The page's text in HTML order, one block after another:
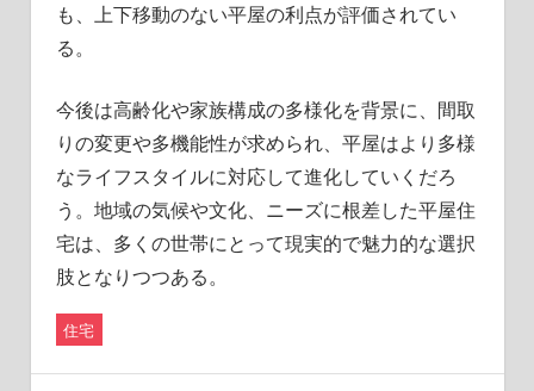
も、上下移動のない平屋の利点が評価されてい
る。
今後は高齢化や家族構成の多様化を背景に、間取
りの変更や多機能性が求められ、平屋はより多様
なライフスタイルに対応して進化していくだろ
う。地域の気候や文化、ニーズに根差した平屋住
宅は、多くの世帯にとって現実的で魅力的な選択
肢となりつつある。
住宅